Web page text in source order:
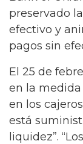
preservado
efectivo y
pagos sin
El 25 de
en la
en los
está
liquidez”.